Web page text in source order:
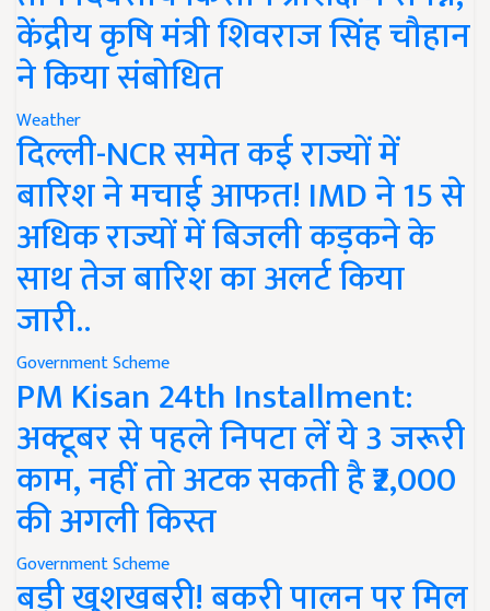
केंद्रीय कृषि मंत्री शिवराज सिंह चौहान
ने किया संबोधित
Weather
दिल्ली-NCR समेत कई राज्यों में
बारिश ने मचाई आफत! IMD ने 15 से
अधिक राज्यों में बिजली कड़कने के
साथ तेज बारिश का अलर्ट किया
जारी..
Government Scheme
PM Kisan 24th Installment:
अक्टूबर से पहले निपटा लें ये 3 जरूरी
काम, नहीं तो अटक सकती है ₹2,000
की अगली किस्त
Government Scheme
बड़ी खुशखबरी! बकरी पालन पर मिल